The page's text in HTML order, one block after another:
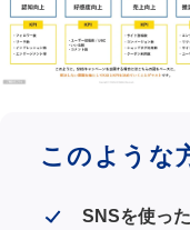
このような
SNSを使っ